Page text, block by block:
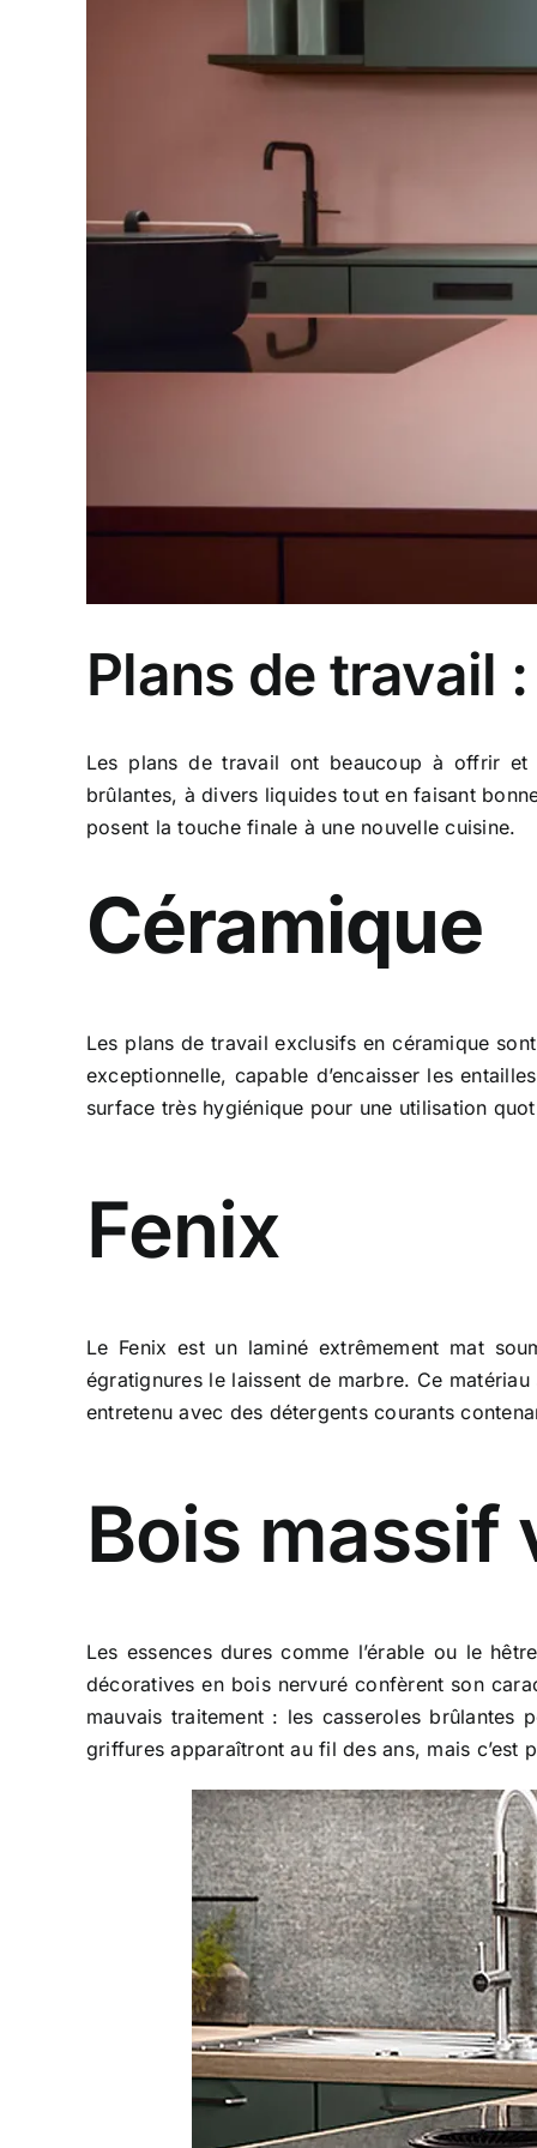
Plans de travail
Les plans de travail ont beaucoup à offrir et
brûlantes, à divers liquides tout en faisant
posent la touche finale à une nouvelle cuisine.
Céramique
Les plans de travail exclusifs en céramique
exceptionnelle, capable d’encaisser les
surface très hygiénique pour une utilisation
Fenix
Le Fenix est un laminé extrêmement mat
égratignures le laissent de marbre. Ce
entretenu avec des détergents courants
Bois massif
Les essences dures comme l’érable ou le
décoratives en bois nervuré confèrent son
mauvais traitement : les casseroles brûlantes
griffures apparaîtront au fil des ans, mais c’est